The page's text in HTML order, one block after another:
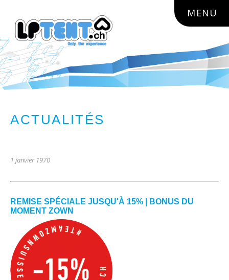
MENU
ACTUALITÉS
1 janvier 1970
REMISE SPÉCIALE JUSQU'À 15% | BONUS DU
MOMENT ZOWN